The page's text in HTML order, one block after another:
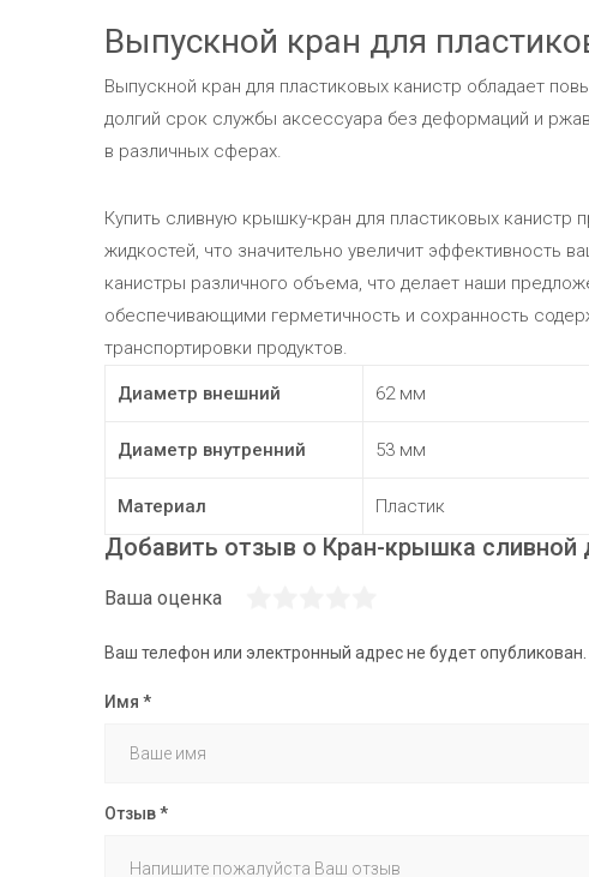
Выпускной кран для
Выпускной кран для пластиковых канистр обладает
долгий срок службы аксессуара без деформаций и
в различных сферах.
Купить сливную крышку-кран для пластиковых
жидкостей, что значительно увеличит эффективность
канистры различного объема, что делает наши
обеспечивающими герметичность и сохранность
транспортировки продуктов.
Диаметр внешний 62 мм
Диаметр внутренний 53 мм
Материал Пластик
Добавить отзыв о Кран-крышка сливной
Ваша оценка
Ваш телефон или электронный адрес не будет
Имя *
Отзыв*